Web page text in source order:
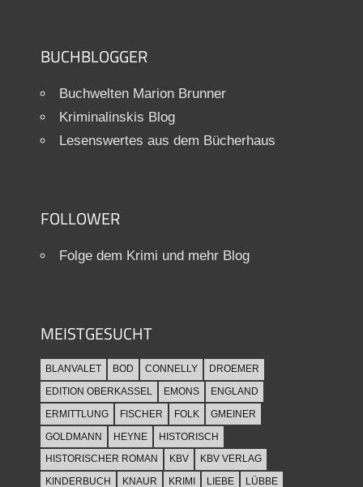
BUCHBLOGGER
Buchwelten Marion Brunner
Kriminalinskis Blog
Lesenswertes aus dem Bücherhaus
FOLLOWER
Folge dem Krimi und mehr Blog
MEISTGESUCHT
BLANVALET BOD CONNELLY
DROEMER
EDITION OBERKASSEL
EMONS
ENGLAND
ERMITTLUNG
FISCHER FOLK
GMEINER
GOLDMANN
HEYNE
HISTORISCH
HISTORISCHER ROMAN
KBV
KBV VERLAG
KINDERBUCH
KNAUR KRIMI LIEBE LÜBBE